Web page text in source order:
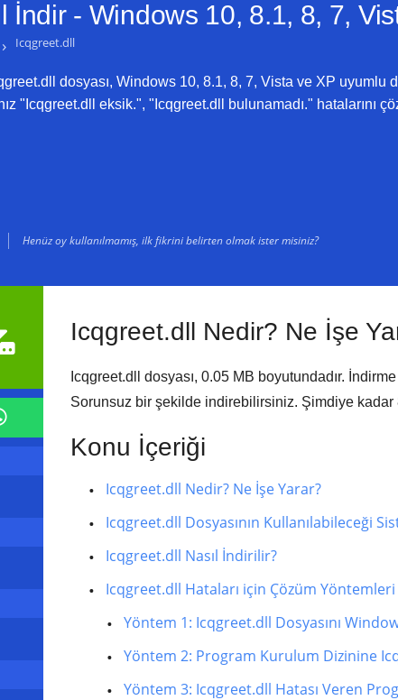
İndir - Windows 10, 8.1, 8, 7,
› Icqgreet.dll
dosyası, Windows 10, 8.1, 8, 7, Vista ve XP
"Icqgreet.dll eksik.", "Icqgreet.dll bulunamadı." hatalarını
Henüz oy kullanılmamış, ilk fikrini belirten olmak ister misiniz?
Icqgreet.dll Nedir? Ne İşe
Icqgreet.dll dosyası, 0.05 MB boyutundadır.
Sorunsuz bir şekilde indirebilirsiniz. Şimdiye kadar
Konu İçeriği
Icqgreet.dll Nedir? Ne İşe Yarar?
Icqgreet.dll Dosyasının Kullanılabileceği
Icqgreet.dll Nasıl İndirilir?
Icqgreet.dll Hataları için Çözüm Yöntemleri
Yöntem 1: Icqgreet.dll Dosyasını
Yöntem 2: Program Kurulum Dizinine
Yöntem 3: Icqgreet.dll Hatası Veren